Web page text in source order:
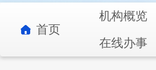
首页
机构概览
在线办事